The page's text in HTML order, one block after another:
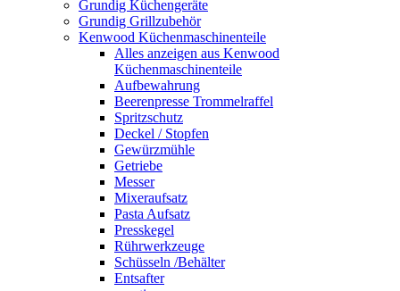
Grundig Küchengeräte
Grundig Grillzubehör
Kenwood Küchenmaschinenteile
Alles anzeigen aus Kenwood
Küchenmaschinenteile
Aufbewahrung
Beerenpresse Trommelraffel
Spritzschutz
Deckel / Stopfen
Gewürzmühle
Getriebe
Messer
Mixeraufsatz
Pasta Aufsatz
Presskegel
Rührwerkzeuge
Schüsseln /Behälter
Entsafter